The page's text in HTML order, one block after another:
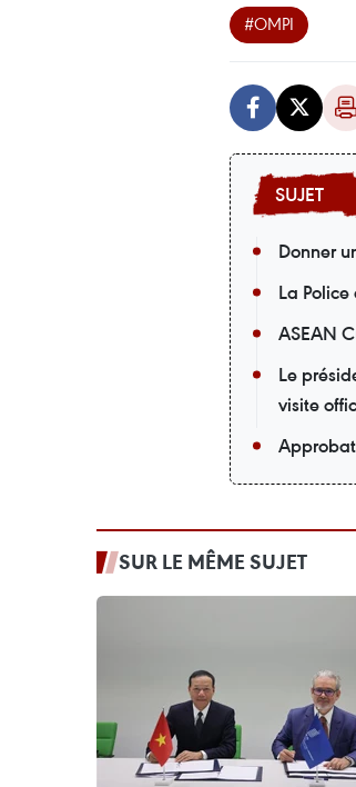
#OMPI
Donner
La
ASEAN
Le
visite
SUR LE MÊME SUJET